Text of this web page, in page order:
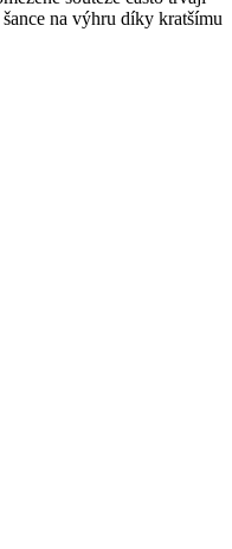
na výhru díky kratšímu